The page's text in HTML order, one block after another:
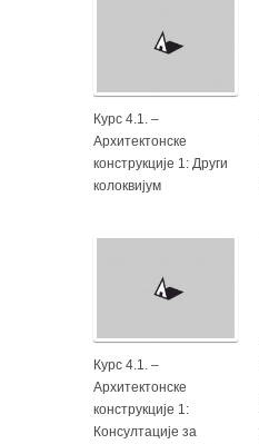
Курс 4.1. –
Архитектонске
конструкције 1: Други
колоквијум
Курс 4.1. –
Архитектонске
конструкције 1:
Консултације за